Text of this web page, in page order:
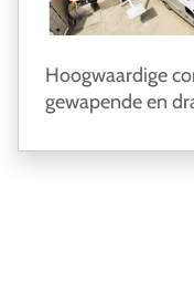
Hoogwaardige
gewapende en